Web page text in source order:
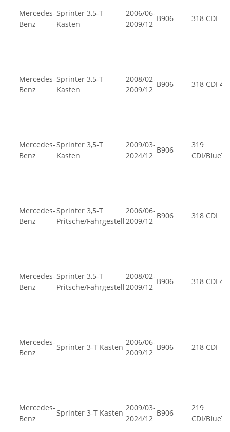
Mercedes-
Benz
Sprinter 3,5-T
Kasten
2006/06-
2009/12
B906 318 CDI
Mercedes-
Benz
Sprinter 3,5-T
Kasten
2008/02-
2009/12
B906 318 CDI
Mercedes-
Benz
Sprinter 3,5-T
Kasten
2009/03-
2024/12
B906
319
CDI/
Mercedes-
Benz
Sprinter 3,5-T
Pritsche/Fahrgestell
2006/06-
2009/12
B906 318 CDI
Mercedes-
Benz
Sprinter 3,5-T
Pritsche/Fahrgestell
2008/02-
2009/12
B906 318 CDI
Mercedes-
Benz
Sprinter 3-T Kasten
2006/06-
2009/12
B906 218 CDI
Mercedes-
Benz
Sprinter 3-T Kasten
2009/03-
2024/12
B906
219
CDI/